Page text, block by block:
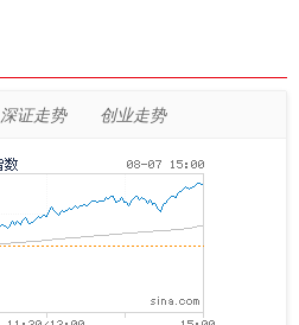
深证走势 创业走势